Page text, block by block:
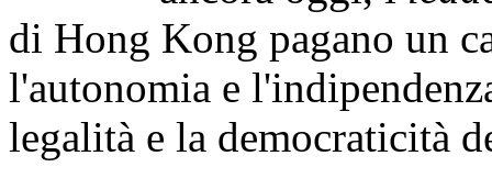
di Hong Kong pagano un
l'autonomia e
legalità e la democraticità